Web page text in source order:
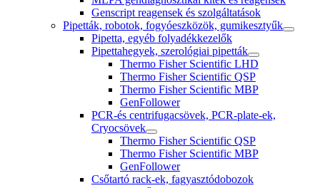
Genscript reagensek és szolgáltatások
Pipetták, robotok, fogyóeszközök, gumikesztyűk
Pipetta, egyéb folyadékkezelők
Pipettahegyek, szerológiai pipetták
Thermo Fisher Scientific LHD
Thermo Fisher Scientific QSP
Thermo Fisher Scientific MBP
GenFollower
PCR-és centrifugacsövek, PCR-plate-ek,
Cryocsövek
Thermo Fisher Scientific QSP
Thermo Fisher Scientific MBP
GenFollower
Csőtartó rack-ek, fagyasztódobozok